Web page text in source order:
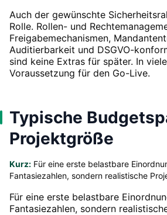
Auch der gewünschte
Rolle. Rollen- und
Freigabemechanismen,
Auditierbarkeit und DSGVO-
sind keine Extras für später. In
Voraussetzung für den Go-Live.
Typische
Projektgröße
Kurz: Für eine erste belastbare
Fantasiezahlen, sondern realistische
Für eine erste belastbare
Fantasiezahlen, sondern